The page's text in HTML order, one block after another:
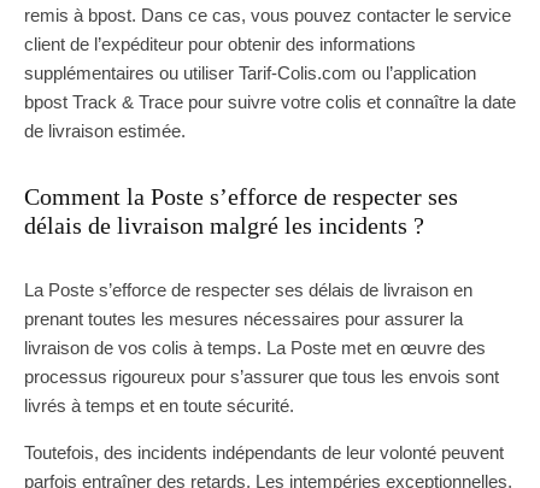
remis à bpost. Dans ce cas, vous pouvez contacter le service
client de l’expéditeur pour obtenir des informations
supplémentaires ou utiliser Tarif-Colis.com ou l’application
bpost Track & Trace pour suivre votre colis et connaître la date
de livraison estimée.
Comment la Poste s’efforce de respecter ses
délais de livraison malgré les incidents ?
La Poste s’efforce de respecter ses délais de livraison en
prenant toutes les mesures nécessaires pour assurer la
livraison de vos colis à temps. La Poste met en œuvre des
processus rigoureux pour s’assurer que tous les envois sont
livrés à temps et en toute sécurité.
Toutefois, des incidents indépendants de leur volonté peuvent
parfois entraîner des retards. Les intempéries exceptionnelles,